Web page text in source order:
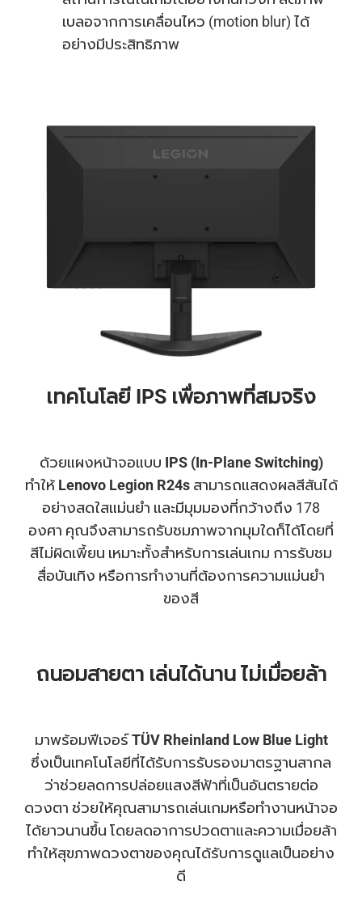
เบลอจากการเคลื่อนไหว (motion blur) ได้
อย่างมีประสิทธิภาพ
เทคโนโลยี IPS เพื่อภาพที่สมจริง
ด้วยแผงหน้าจอแบบ IPS (In-Plane Switching)
ทำให้ Lenovo Legion R24sสามารถแสดงผลสีสันได้
อย่างสดใสแม่นยำ และมีมุมมองที่กว้างถึง 178
องศา คุณจึงสามารถรับชมภาพจากมุมใดก็ได้โดยที่
สีไม่ผิดเพี้ยน เหมาะทั้งสำหรับการเล่นเกม การรับชม
สื่อบันเทิง หรือการทำงานที่ต้องการความแม่นยำ
ของสี
ถนอมสายตา เล่นได้นาน ไม่เมื่อยล้า
มาพร้อมฟีเจอร์TÜV Rheinland Low Blue Light
ซึ่งเป็นเทคโนโลยีที่ได้รับการรับรองมาตรฐานสากล
ว่าช่วยลดการปล่อยแสงสีฟ้าที่เป็นอันตรายต่อ
ดวงตา ช่วยให้คุณสามารถเล่นเกมหรือทำงานหน้าจอ
ได้ยาวนานขึ้น โดยลดอาการปวดตาและความเมื่อยล้า
ทำให้สุขภาพดวงตาของคุณได้รับการดูแลเป็นอย่าง
ดี